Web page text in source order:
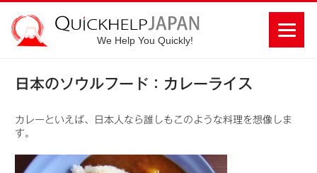
We Help You Quickly!
日本のソウルフード：カレーライス
カレーといえば、日本人なら誰しもこのような料理を想像しま
す。